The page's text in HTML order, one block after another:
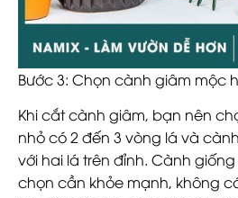
Bước 3: Chọn cành giâm mộc
Khi cắt cành giâm, bạn nên
nhỏ có 2 đến 3 vòng lá và
với hai lá trên đỉnh. Cành
chọn cần khỏe mạnh, không